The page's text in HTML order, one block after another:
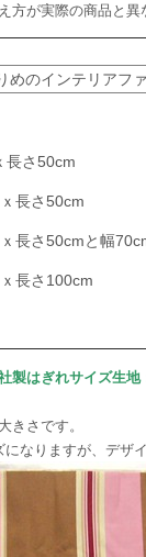
方が実際の商品と
めのインテリアフ
長さ50cm
長さ50cm
長さ50cmと幅
長さ100cm
製はぎれサイズ生地
きさです。
なりますが、デザ